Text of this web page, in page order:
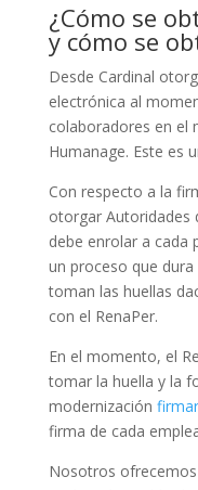
¿Cómo se
y cómo se
Desde Cardinal
electrónica al
colaboradores en el
Humanage. Este es
Con respecto a la
otorgar Autoridades
debe enrolar a cada
un proceso que
toman las huellas
con el RenaPer.
En el momento, el
tomar la huella y la
modernización
firma de cada
Nosotros